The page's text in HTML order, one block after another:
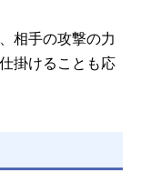
相手の攻撃の力
掛けることも応